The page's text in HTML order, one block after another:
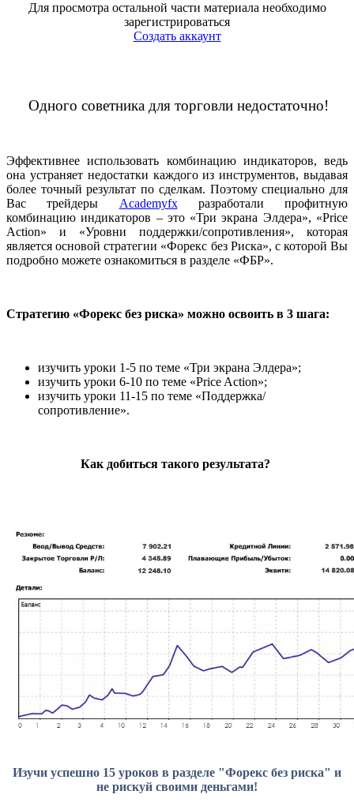
Для просмотра остальной части материала необходимо
зарегистрироваться
Создать аккаунт
Одного советника для торговли недостаточно!
Эффективнее использовать комбинацию индикаторов, ведь
она устраняет недостатки каждого из инструментов, выдавая
более точный результат по сделкам. Поэтому специально для
Вас трейдеры Academyfxразработали профитную
комбинацию индикаторов – это «Три экрана Элдера», «Price
Action» и «Уровни поддержки/сопротивления», которая
является основой стратегии «Форекс без Риска», с которой Вы
подробно можете ознакомиться в разделе «ФБР».
Стратегию «Форекс без риска» можно освоить в 3 шага:
изучить уроки 1-5 по теме «Три экрана Элдера»;
изучить уроки 6-10 по теме «Price Action»;
изучить уроки 11-15 по теме «Поддержка/
сопротивление».
Как добиться такого результата?
Изучи успешно 15 уроков в разделе "Форекс без риска" и
не рискуй своими деньгами!